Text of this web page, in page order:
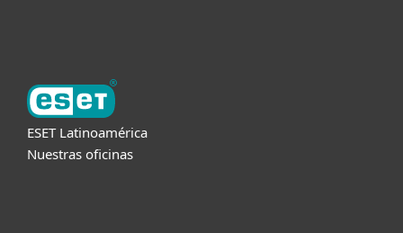
ESET Latinoamérica
Nuestras oficinas